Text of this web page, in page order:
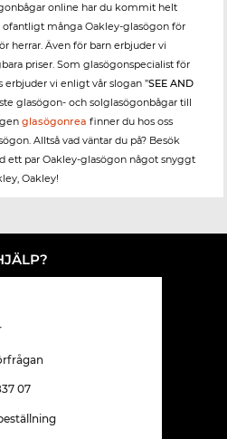
online har du kommit helt
ofantligt många Oakley-glasögon för
herrar. Även för barn erbjuder vi
priser. Som glasögonspecialist för
vi enligt vår slogan ”SEE AND
glasögon- och solglasögonbågar till
glasögonrea finner du hos oss
Alltså vad väntar du på? Besök
ett par Oakley-glasögon något snyggt
Oakley!
07